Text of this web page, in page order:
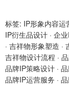
标签: IP形象内容运
IP衍生品设计 · 企
· 吉祥物形象塑造 ·
吉祥物设计流程 ·
品牌IP策略设计 ·
品牌IP运营服务 ·